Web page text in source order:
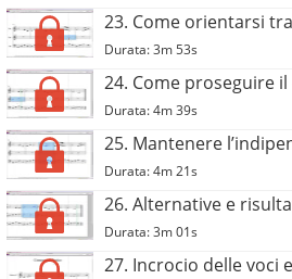
23. Come orientarsi
Durata: 3m 53s
24. Come proseguire
Durata: 4m 39s
25. Mantenere
Durata: 4m 21s
26. Alternative e
Durata: 3m 01s
27. Incrocio delle voci